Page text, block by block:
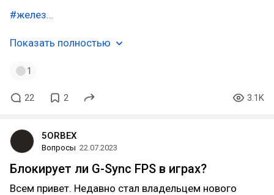
#желез…
Показать полностью
1
22 2 3.1K
5ORBEX
Вопросы 22.07.2023
Блокирует ли G-Sync FPS в играх?
Всем привет. Недавно стал владельцем нового